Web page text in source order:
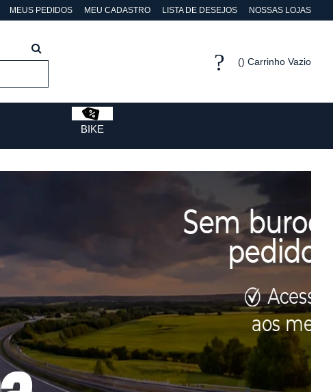
MEUS PEDIDOS MEU CADASTRO LISTA DE DESEJOS NOSSAS LOJAS
Carrinho Vazio
BIKE